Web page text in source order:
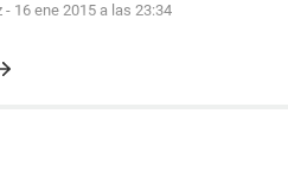
- 16 ene 2015 a las 23:34